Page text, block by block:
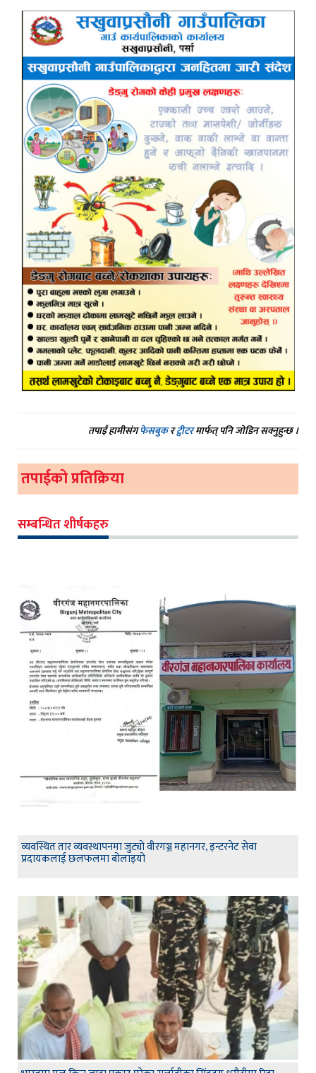
तपाईं हामीसंगफेसबुकरट्वीटरमार्फत् पनि जोडिन सक्नुहुन्छ ।
तपाईको प्रतिक्रिया
सम्बन्धित शीर्षकहरु
व्यवस्थित तार व्यवस्थापनमा जुट्यो वीरगञ्ज महानगर, इन्टरनेट सेवा
प्रदायकलाई छलफलमा बोलाइयो